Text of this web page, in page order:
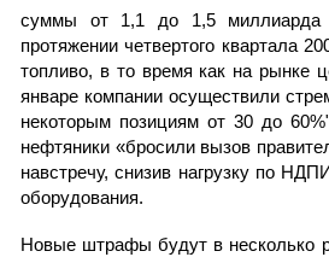
суммы от 1,1 до 1,5
протяжении четвертого квартала
топливо, в то время как на рынке
январе компании осуществили
некоторым позициям от 30 до
нефтяники «бросили вызов
навстречу, снизив нагрузку по
оборудования.
Новые штрафы будут в несколько